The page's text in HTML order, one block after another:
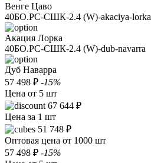
Венге Цаво
40БО.РС-СШК-2.4 (W)-akaciya-lorka
Акация Лорка
40БО.РС-СШК-2.4 (W)-dub-navarra
Дуб Наварра
57 498 ₽ -15%
Цена от 5 шт
67 644 ₽
Цена за 1 шт
51 748 ₽
Оптовая цена от 1000 шт
57 498 ₽ -15%